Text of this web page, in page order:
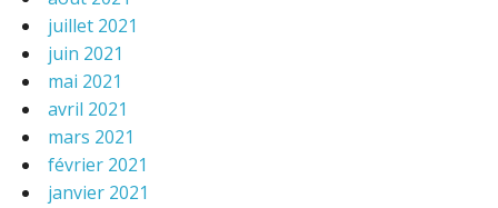
juillet 2021
juin 2021
mai 2021
avril 2021
mars 2021
février 2021
janvier 2021